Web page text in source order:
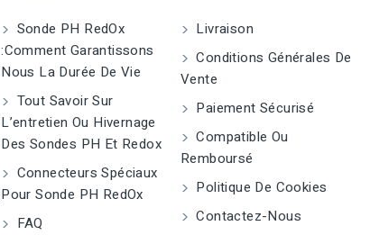
Sonde PH RedOx
:Comment Garantissons
Nous La Durée De Vie
Tout Savoir Sur
L’entretien Ou Hivernage
Des Sondes PH Et Redox
Connecteurs Spéciaux
Pour Sonde PH RedOx
FAQ
Livraison
Conditions Générales De
Vente
Paiement Sécurisé
Compatible Ou
Remboursé
Politique De Cookies
Contactez-Nous